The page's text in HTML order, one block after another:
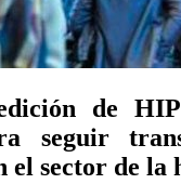
de
seguir
el sector de la